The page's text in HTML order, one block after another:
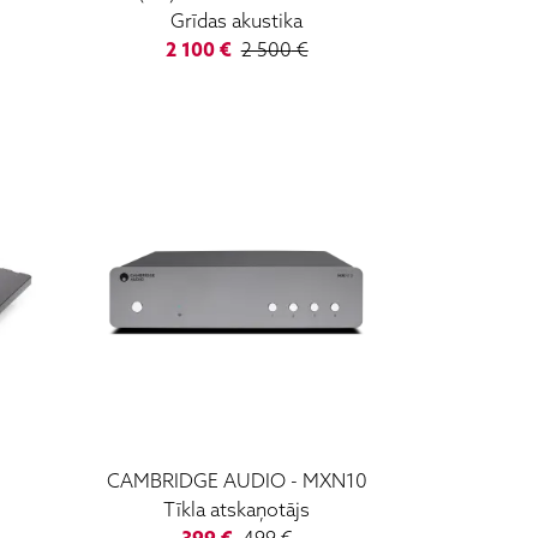
Grīdas akustika
2 100€ 2 500€
CAMBRIDGE AUDIO- MXN10
Tīkla atskaņotājs